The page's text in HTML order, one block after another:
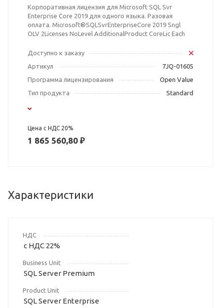
Корпоративная лицензия для Microsoft SQL Svr
Enterprise Core 2019 для одного языка. Разовая
оплата. Microsoft®SQLSvrEnterpriseCore 2019 Sngl
OLV 2Licenses NoLevel AdditionalProduct CoreLic Each
Доступно к заказу
Артикул
7JQ-01605
Программа лицензирования
Open Value
Тип продукта
Standard
Цена с НДС 20%
1 865 560,80 ₽
Характеристики
НДС
с НДС 22%
Business Unit
SQL Server Premium
Product Unit
SQL Server Enterprise